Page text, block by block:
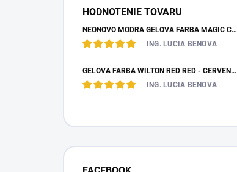
HODNOTENIE TOVARU
NEÓNOVO MODRÁ GELOVÁ FARBA MAGIC COLOURS – JEDLÁ FARBA 32G
ING. LUCIA BEŇOVÁ
GÉLOVÁ FARBA WILTON RED RED - ČERVENÁ 28,35 G
ING. LUCIA BEŇOVÁ